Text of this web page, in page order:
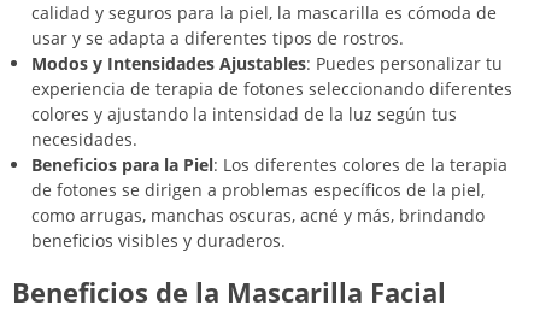
calidad y seguros para la piel, la mascarilla es cómoda de
usar y se adapta a diferentes tipos de rostros.
Modos y Intensidades Ajustables: Puedes personalizar tu
experiencia de terapia de fotones seleccionando diferentes
colores y ajustando la intensidad de la luz según tus
necesidades.
Beneficios para la Piel: Los diferentes colores de la terapia
de fotones se dirigen a problemas específicos de la piel,
como arrugas, manchas oscuras, acné y más, brindando
beneficios visibles y duraderos.
Beneficios de la Mascarilla Facial